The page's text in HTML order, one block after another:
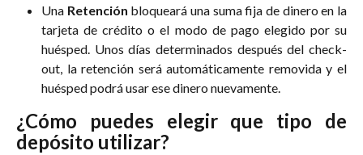
Una Retención bloqueará una suma fija de dinero en la
tarjeta de crédito o el modo de pago elegido por su
huésped. Unos días determinados después del check-
out, la retención será automáticamente removida y el
huésped podrá usar ese dinero nuevamente.
¿Cómo puedes elegir que tipo de
depósito utilizar?